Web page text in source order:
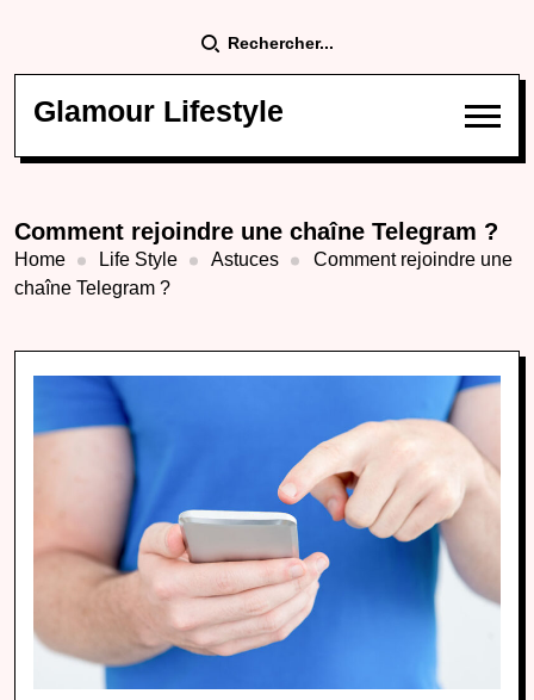
Rechercher...
Glamour Lifestyle
Comment rejoindre une chaîne Telegram ?
Home Life Style Astuces
Comment rejoindre une
chaîne Telegram ?